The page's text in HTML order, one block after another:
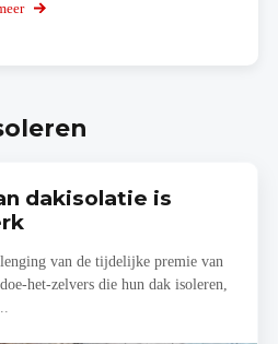
over
dakisolatie is
van de tijdelijke premie van
het-zelvers die hun dak isoleren,